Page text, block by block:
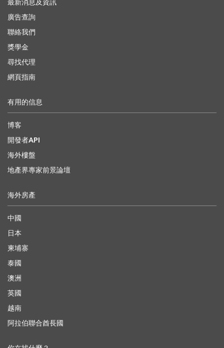
最新消息及資訊
廣告查詢
聯絡我們
獎學金
尋找代理
網頁指南
有用的信息
博客
開發者API
海外樓盤
地產界專家前景論壇
海外房產
中國
日本
柬埔寨
泰國
澳洲
英國
越南
阿拉伯聯合酋長國